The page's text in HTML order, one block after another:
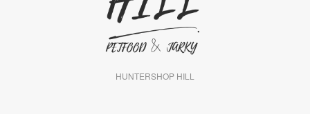
HUNTERSHOP HILL